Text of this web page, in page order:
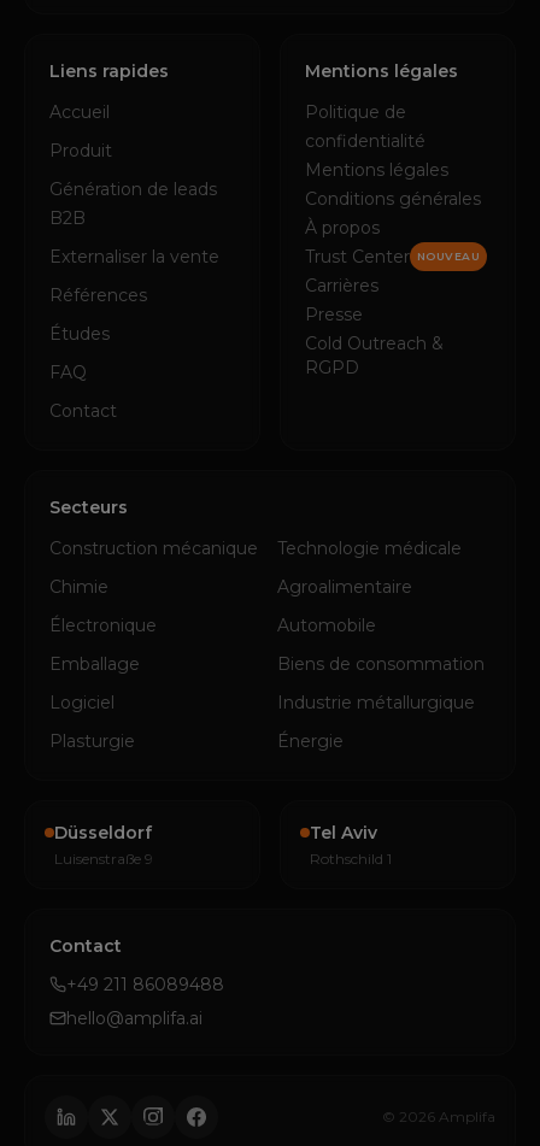
Liens rapides
Accueil
Produit
Génération de leads
B2B
Externaliser la vente
Références
Études
FAQ
Contact
Mentions légales
Politique de
confidentialité
Mentions légales
Conditions générales
À propos
Trust Center
NOUVEAU
Carrières
Presse
Cold Outreach &
RGPD
Secteurs
Construction mécanique
Technologie médicale
Chimie
Agroalimentaire
Électronique
Automobile
Emballage
Biens de consommation
Logiciel
Industrie métallurgique
Plasturgie
Énergie
Düsseldorf
Luisenstraße 9
Tel Aviv
Rothschild 1
Contact
+49 211 86089488
hello@amplifa.ai
© 2026 Amplifa